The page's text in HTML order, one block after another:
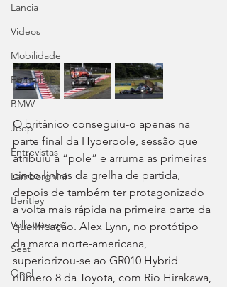
Lancia
Videos
Mobilidade
Fórmula E
BMW
Jeep
Entrevistas
Lamborghini
Bentley
Volkswagen
Seat
Opel
O britânico conseguiu-o apenas na
parte final da Hyperpole, sessão que
atribuiu a “pole” e arruma as primeiras
cinco linhas da grelha de partida,
depois de também ter protagonizado
a volta mais rápida na primeira parte da
qualificação. Alex Lynn, no protótipo
da marca norte-americana,
superiorizou-se ao GR010 Hybrid
número 8 da Toyota, com Rio Hirakawa,